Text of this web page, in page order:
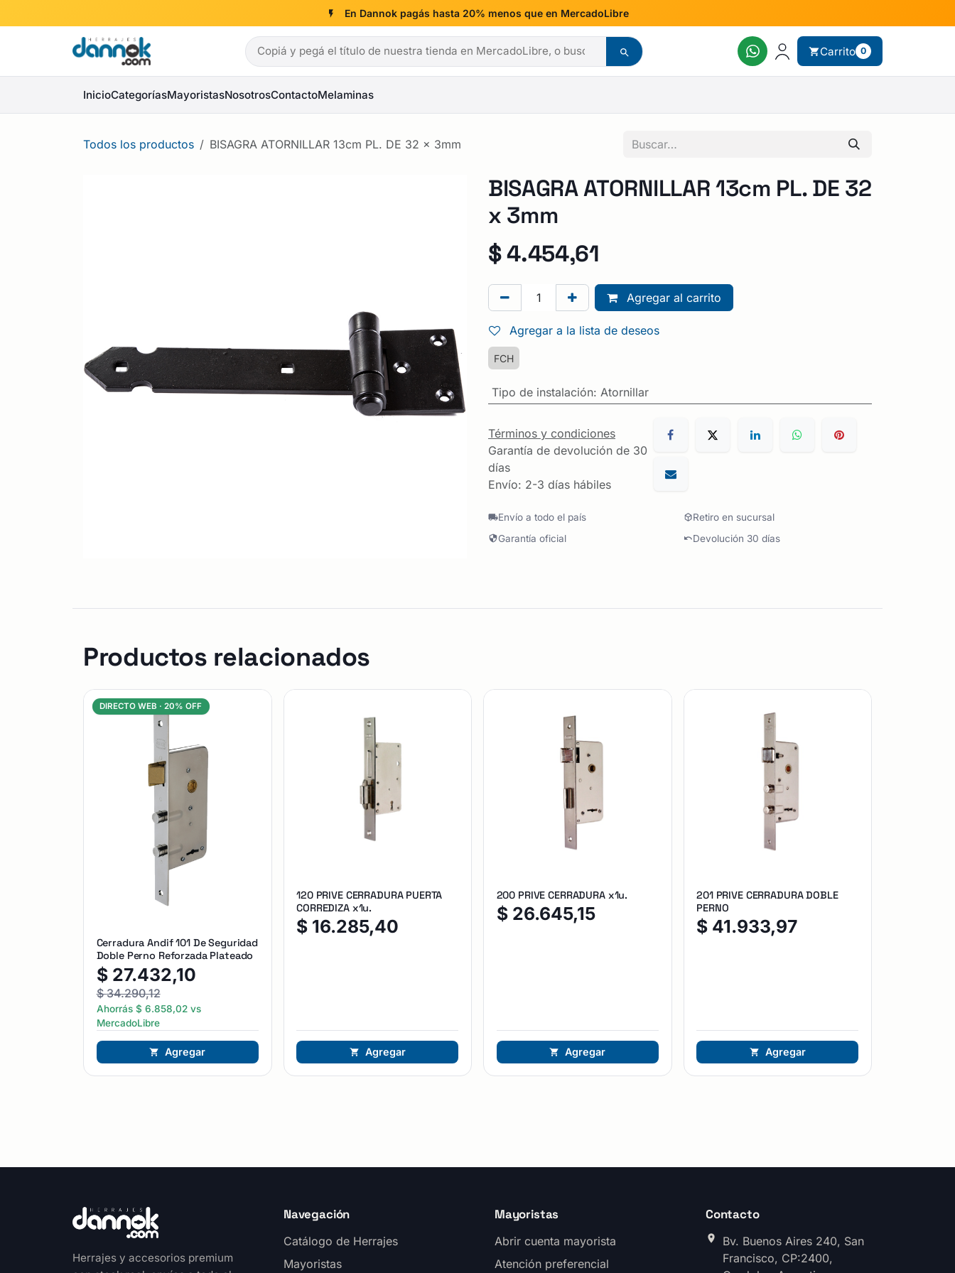
En Dannok pagás hasta 20% menos que en MercadoLibre
Carrito 0
InicioCategoríasMayoristasNosotrosContactoMelaminas
Todos los productos BISAGRA ATORNILLAR 13cm PL. DE 32 x 3mm
BISAGRA ATORNILLAR 13cm PL. DE 32
x 3mm
$4.454,61
Agregar al carrito
Agregar a la lista de deseos
FCH
Tipo de instalación: Atornillar
Términos y condiciones
Garantía de devolución de 30
días
Envío: 2-3 días hábiles
Envío a todo el país
Retiro en sucursal
Garantía oficial
Devolución 30 días
Productos relacionados
DIRECTO WEB ·20% OFF
Cerradura Andif 101 De Seguridad
Doble Perno Reforzada Plateado
$ 27.432,10
$34.290,12
Ahorrás $ 6.858,02vs
MercadoLibre
Agregar
120 PRIVE CERRADURA PUERTA
CORREDIZA x1u.
$ 16.285,40
Agregar
200 PRIVE CERRADURA x1u.
$ 26.645,15
Agregar
201 PRIVE CERRADURA DOBLE
PERNO
$ 41.933,97
Agregar
Herrajes y accesorios premium
Navegación
Catálogo de Herrajes
Mayoristas
Mayoristas
Abrir cuenta mayorista
Atención preferencial
Contacto
Bv. Buenos Aires 240, San
Francisco, CP:2400,